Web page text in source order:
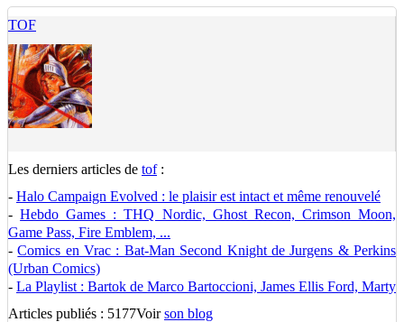
TOF
Les derniers articles de tof:
- Halo Campaign Evolved : le plaisir est intact et même renouvelé
-Hebdo Games : THQ Nordic, Ghost Recon, Crimson Moon,
Game Pass, Fire Emblem, ...
-Comics en Vrac : Bat-Man Second Knight de Jurgens & Perkins
(Urban Comics)
- La Playlist : Bartok de Marco Bartoccioni, James Ellis Ford, Marty
Articles publiés : 5177Voirson blog